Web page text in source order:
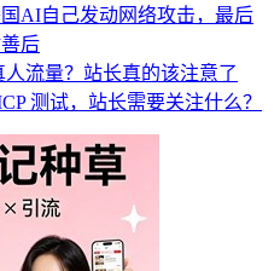
AI自己发动网络攻击，最后
后
流量？站长真的该注意了
测试，站长需要关注什么？